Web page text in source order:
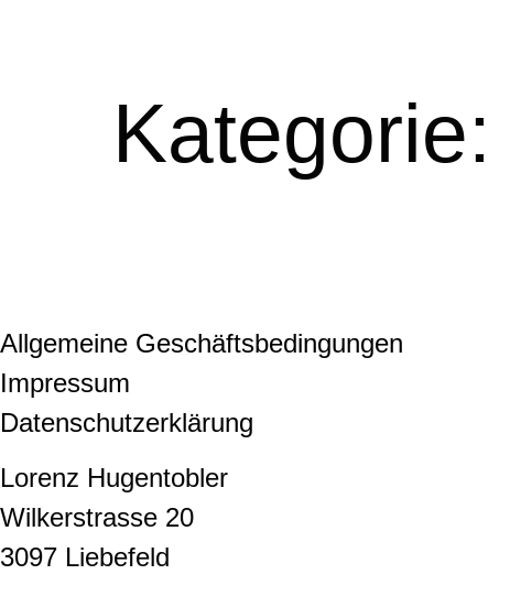
Kategorie:
Allgemeine Geschäftsbedingungen
Impressum
Datenschutzerklärung
Lorenz Hugentobler
Wilkerstrasse 20
3097 Liebefeld